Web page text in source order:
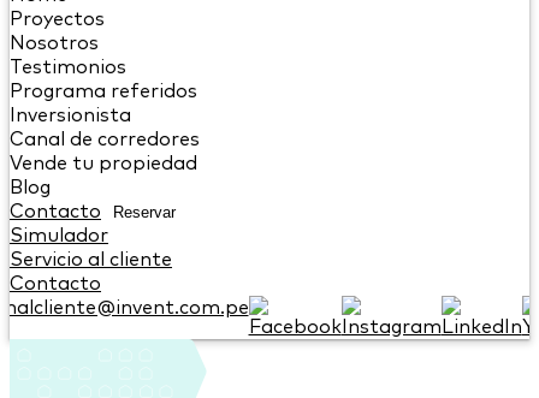
Proyectos
Nosotros
Testimonios
Programa referidos
Inversionista
Canal de corredores
Vende tu propiedad
Blog
Contacto
Reservar
Simulador
Servicio al cliente
Contacto